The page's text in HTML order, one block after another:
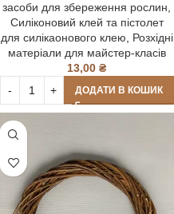
засоби для збереження рослин,
Силіконовий клей та пістолет
для силікаонового клею, Розхідні
матеріали для майстер-класів
13,00 ₴
ДОДАТИ В КОШИК